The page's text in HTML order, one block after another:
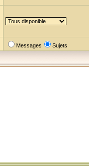
Messages Sujets